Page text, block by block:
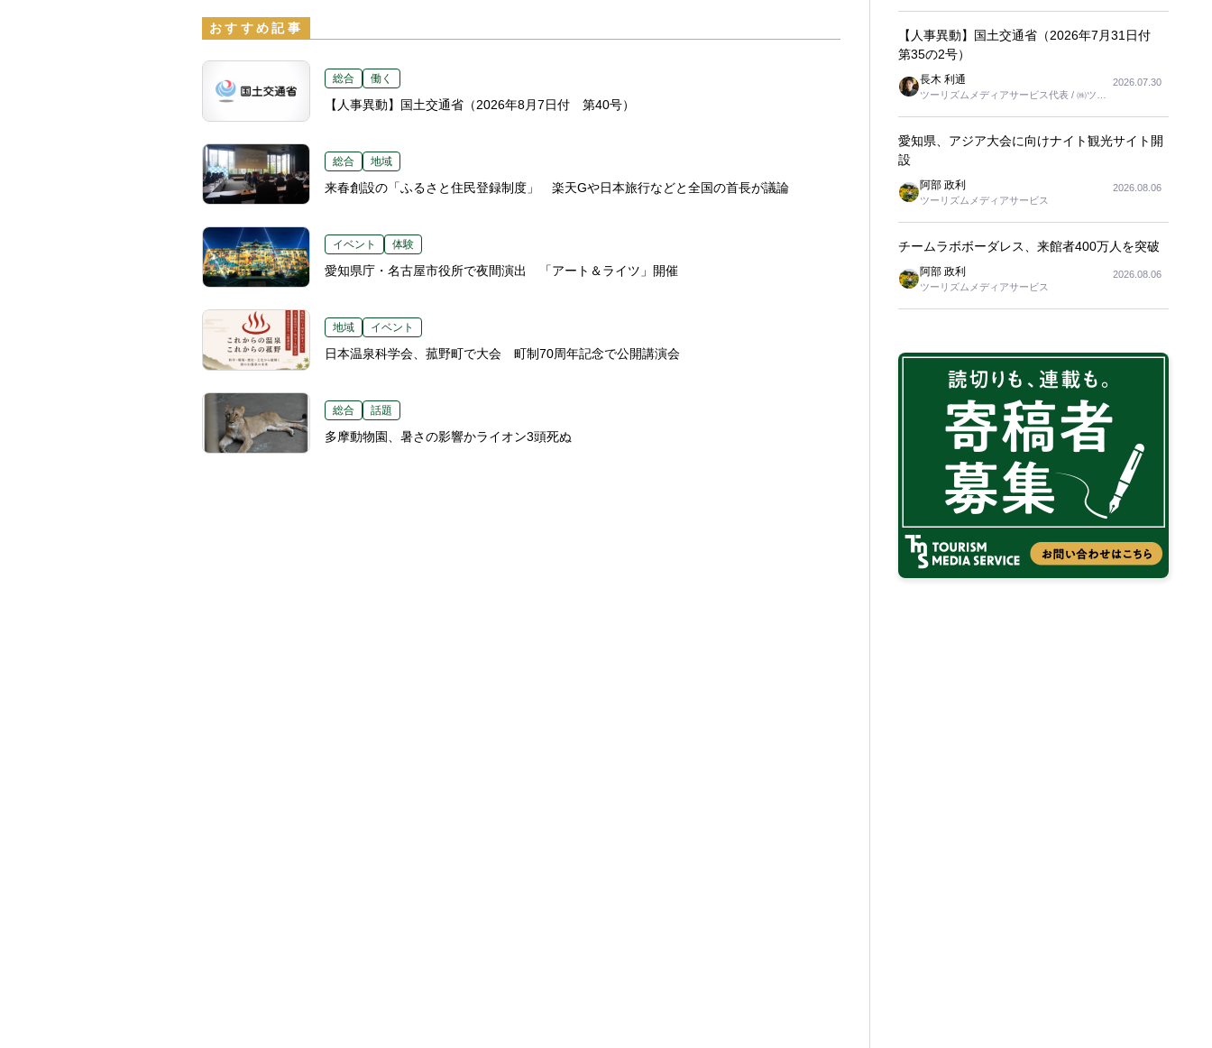
おすすめ記事
総合 働く
【人事異動】国土交通省（2026年8月7日付 第40号）
総合 地域
来春創設の「ふるさと住民登録制度」 楽天Gや日本旅行などと全国の首長が議論
イベント 体験
愛知県庁・名古屋市役所で夜間演出 「アート＆ライツ」開催
地域 イベント
日本温泉科学会、菰野町で大会 町制70周年記念で公開講演会
総合 話題
多摩動物園、暑さの影響かライオン3頭死ぬ
【人事異動】国土交通省（2026年7月31日付
第35の2号）
長木 利通
ツーリズムメディアサービス代表 / ㈱ツー
2026.07.30
愛知県、アジア大会に向けナイト観光サイト開
設
阿部 政利
ツーリズムメディアサービス
2026.08.06
チームラボボーダレス、来館者400万人を突破
阿部 政利
ツーリズムメディアサービス
2026.08.06